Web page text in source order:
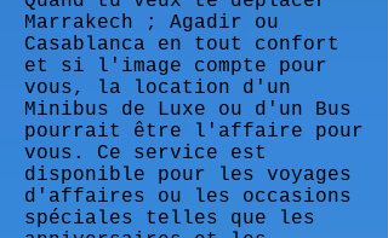
Marrakech ; Agadir ou
Casablanca en tout confort
et si l'image compte pour
vous, la location d'un
Minibus de Luxe ou d'un Bus
pourrait être l'affaire pour
vous. Ce service est
disponible pour les voyages
d'affaires ou les occasions
spéciales telles que les